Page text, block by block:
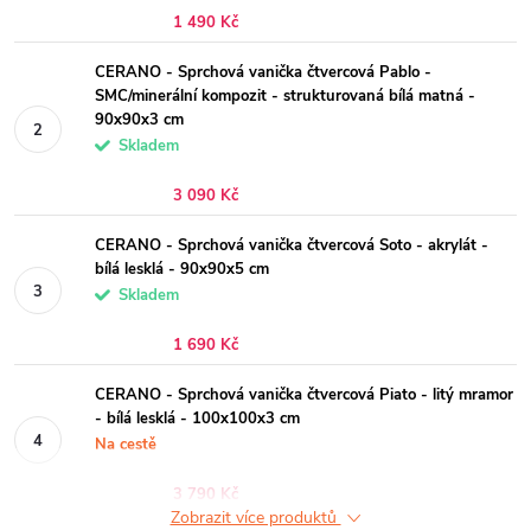
1 490 Kč
CERANO - Sprchová vanička čtvercová Pablo -
SMC/minerální kompozit - strukturovaná bílá matná -
90x90x3 cm
Skladem
3 090 Kč
CERANO - Sprchová vanička čtvercová Soto - akrylát -
bílá lesklá - 90x90x5 cm
Skladem
1 690 Kč
CERANO - Sprchová vanička čtvercová Piato - litý mramor
- bílá lesklá - 100x100x3 cm
Na cestě
3 790 Kč
Zobrazit více produktů